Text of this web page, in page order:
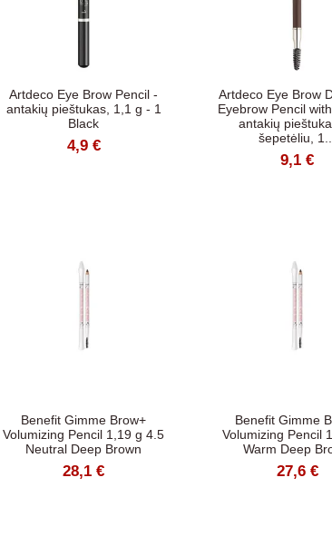
Artdeco Eye Brow Pencil -
antakių pieštukas, 1,1 g - 1
Black
4,9 €
Artdeco Eye Brow
Eyebrow Pencil
antakių
šepetėliu,
9,1 €
Benefit Gimme Brow+
Volumizing Pencil 1,19 g 4.5
Neutral Deep Brown
28,1 €
Benefit Gimme
Volumizing Pencil
Warm Deep
27,6 €